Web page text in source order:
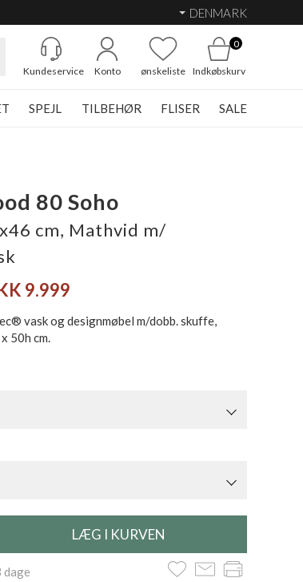
DENMARK
Kundeservice Konto ønskeliste
0
Indkøbskurv
SPEJL TILBEHØR FLISER SALE
80 Soho
cm, Mathvid m/
9.999
vask og designmøbel m/dobb. skuffe,
50h cm.